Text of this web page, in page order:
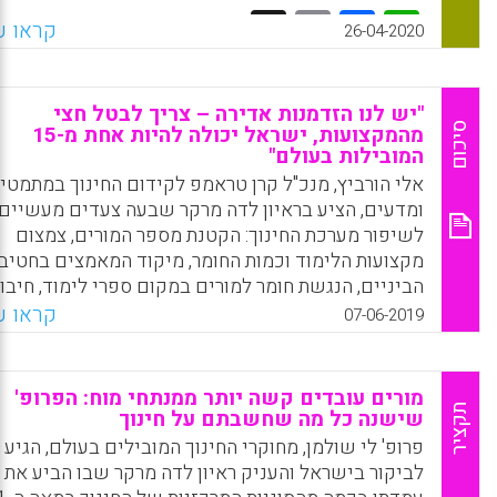
WhatsApp
Facebook
Email 26-04-2020 קראו
סיכום
"יש לנו הזדמנות אדירה – צריך לבטל חצי
מהמקצועות, ישראל יכולה להיות אחת מ-15
המובילות בעולם"
אלי הורביץ, מנכ"ל קרן טראמפ לקידום החינוך
ומדעים, הציע בראיון לדה מרקר שבעה צעדים
לשיפור מערכת החינוך: הקטנת מספר המורים, צמצום
מקצועות הלימוד וכמות החומר, מיקוד המאמצים
הביניים, הנגשת חומר למורים במקום ספרי לימוד,
לימודי המתמטיקה לעולם, הקשבה למורים בשטח ואי
על מבחנים.
WhatsApp
Facebook
Email
X
07-06-2019 קראו
תקציר
מורים עובדים קשה יותר ממנתחי מוח: הפרופ'
שישנה כל מה שחשבתם על חינוך
פרופ' לי שולמן, מחוקרי החינוך המובילים בעולם, הגיע
לביקור בישראל והעניק ראיון לדה מרקר שבו הביע את